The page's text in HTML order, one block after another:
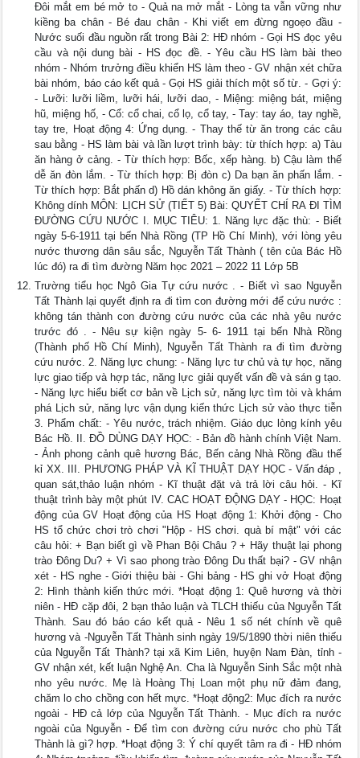
Đôi mắt em bé mở to - Quả na mở mắt - Lòng ta vẫn vững như
kiềng ba chân - Bé đau chân - Khi viết em đừng ngoẹo đầu -
Nước suối đầu nguồn rất trong Bài 2: HĐ nhóm - Gọi HS đọc yêu
cầu và nội dung bài - HS đọc đề. - Yêu cầu HS làm bài theo
nhóm - Nhóm trưởng điều khiển HS làm theo - GV nhận xét chữa
bài nhóm, báo cáo kết quả - Gọi HS giải thích một số từ. - Gợi ý:
- Lưỡi: lưỡi liềm, lưỡi hái, lưỡi dao, - Miệng: miệng bát, miệng
hũ, miệng hố, - Cổ: cổ chai, cổ lọ, cổ tay, - Tay: tay áo, tay nghề,
tay tre, Hoạt động 4: Ứng dụng. - Thay thế từ ăn trong các câu
sau bằng - HS làm bài và lần lượt trình bày: từ thích hợp: a) Tàu
ăn hàng ở cảng. - Từ thích hợp: Bốc, xếp hàng. b) Cậu làm thế
dễ ăn đòn lắm. - Từ thích hợp: Bị đòn c) Da bạn ăn phấn lắm. -
Từ thích hợp: Bắt phấn d) Hồ dán không ăn giấy. - Từ thích hợp:
Không dính MÔN: LỊCH SỬ (TIẾT 5) Bài: QUYẾT CHÍ RA ĐI TÌM
ĐƯỜNG CỨU NƯỚC I. MỤC TIÊU: 1. Năng lực đặc thù: - Biết
ngày 5-6-1911 tại bến Nhà Rồng (TP Hồ Chí Minh), với lòng yêu
nước thương dân sâu sắc, Nguyễn Tất Thành ( tên của Bác Hồ
lúc đó) ra đi tìm đường Năm học 2021 – 2022 11 Lớp 5B
Trường tiểu học Ngô Gia Tự cứu nước . - Biết vì sao Nguyễn
Tất Thành lại quyết định ra đi tìm con đường mới để cứu nước :
không tán thành con đường cứu nước của các nhà yêu nước
trước đó . - Nêu sự kiện ngày 5- 6- 1911 tại bến Nhà Rồng
(Thành phố Hồ Chí Minh), Nguyễn Tất Thành ra đi tìm đường
cứu nước. 2. Năng lực chung: - Năng lực tư chủ và tự học, năng
lực giao tiếp và hợp tác, năng lực giải quyết vấn đề và sán g tạo.
- Năng lực hiểu biết cơ bản về Lịch sử, năng lực tìm tòi và khám
phá Lịch sử, năng lực vận dụng kiến thức Lịch sử vào thực tiễn
3. Phẩm chất: - Yêu nước, trách nhiệm. Giáo dục lòng kính yêu
Bác Hồ. II. ĐỒ DÙNG DẠY HỌC: - Bản đồ hành chính Việt Nam.
- Ảnh phong cảnh quê hương Bác, Bến cảng Nhà Rồng đầu thế
kỉ XX. III. PHƯƠNG PHÁP VÀ KĨ THUẬT DẠY HỌC - Vấn đáp ,
quan sát,thảo luận nhóm - Kĩ thuật đặt và trả lời câu hỏi. - Kĩ
thuật trình bày một phút IV. CAC HOẠT ĐỘNG DẠY - HỌC: Hoạt
động của GV Hoạt động của HS Hoạt động 1: Khởi động - Cho
HS tổ chức chơi trò chơi "Hộp - HS chơi. quà bí mật" với các
câu hỏi: + Bạn biết gì về Phan Bội Châu ? + Hãy thuật lại phong
trào Đông Du? + Vì sao phong trào Đông Du thất bại? - GV nhận
xét - HS nghe - Giới thiệu bài - Ghi bảng - HS ghi vở Hoạt động
2: Hình thành kiến thức mới. *Hoạt động 1: Quê hương và thời
niên - HĐ cặp đôi, 2 bạn thảo luận và TLCH thiếu của Nguyễn Tất
Thành. Sau đó báo cáo kết quả - Nêu 1 số nét chính về quê
hương và -Nguyễn Tất Thành sinh ngày 19/5/1890 thời niên thiếu
của Nguyễn Tất Thành? tại xã Kim Liên, huyện Nam Đàn, tỉnh -
GV nhận xét, kết luận Nghệ An. Cha là Nguyễn Sinh Sắc một nhà
nho yêu nước. Mẹ là Hoàng Thị Loan một phụ nữ đảm đang,
chăm lo cho chồng con hết mực. *Hoạt động2: Mục đích ra nước
ngoài - HĐ cả lớp của Nguyễn Tất Thành. - Mục đích ra nước
ngoài của Nguyễn - Để tìm con đường cứu nước cho phù Tất
Thành là gì? hợp. *Hoạt động 3: Ý chí quyết tâm ra đi - HĐ nhóm